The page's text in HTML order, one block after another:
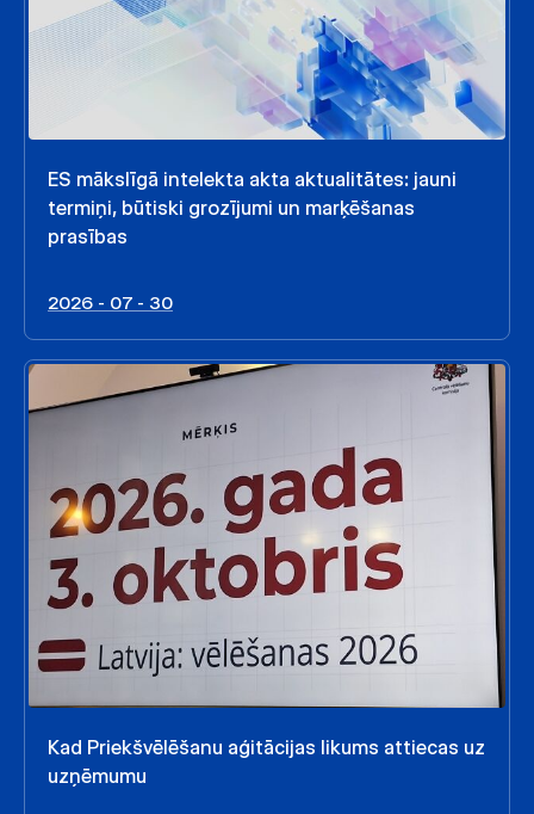
ES mākslīgā intelekta akta aktualitātes: jauni
termiņi, būtiski grozījumi un marķēšanas
prasības
2026 - 07 - 30
Kad Priekšvēlēšanu aģitācijas likums attiecas uz
uzņēmumu